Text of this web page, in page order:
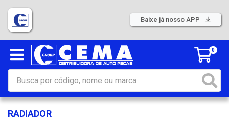
Baixe já nosso APP
0
RADIADOR